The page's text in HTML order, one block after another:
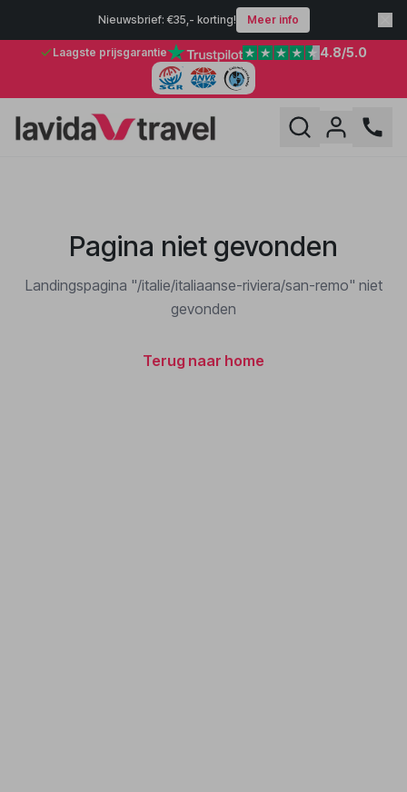
Nieuwsbrief: €35,- korting! Meer info
Laagste prijsgarantie 4.8/5.0
Pagina niet gevonden
Landingspagina "/italie/italiaanse-riviera/san-remo" niet
gevonden
Terug naar home